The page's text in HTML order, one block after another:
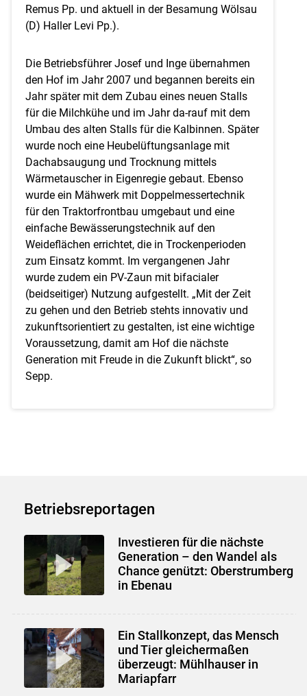
Remus Pp. und aktuell in der Besamung Wölsau
(D) Haller Levi Pp.).
Die Betriebsführer Josef und Inge übernahmen
den Hof im Jahr 2007 und begannen bereits ein
Jahr später mit dem Zubau eines neuen Stalls
für die Milchkühe und im Jahr da-rauf mit dem
Umbau des alten Stalls für die Kalbinnen. Später
wurde noch eine Heubelüftungsanlage mit
Dachabsaugung und Trocknung mittels
Wärmetauscher in Eigenregie gebaut. Ebenso
wurde ein Mähwerk mit Doppelmessertechnik
für den Traktorfrontbau umgebaut und eine
einfache Bewässerungstechnik auf den
Weideflächen errichtet, die in Trockenperioden
zum Einsatz kommt. Im vergangenen Jahr
wurde zudem ein PV-Zaun mit bifacialer
(beidseitiger) Nutzung aufgestellt. „Mit der Zeit
zu gehen und den Betrieb stehts innovativ und
zukunftsorientiert zu gestalten, ist eine wichtige
Voraussetzung, damit am Hof die nächste
Generation mit Freude in die Zukunft blickt“, so
Sepp.
Betriebsreportagen
Investieren für die nächste
Generation – den Wandel als
Chance genützt: Oberstrumberg
in Ebenau
Ein Stallkonzept, das Mensch
und Tier gleichermaßen
überzeugt: Mühlhauser in
Mariapfarr